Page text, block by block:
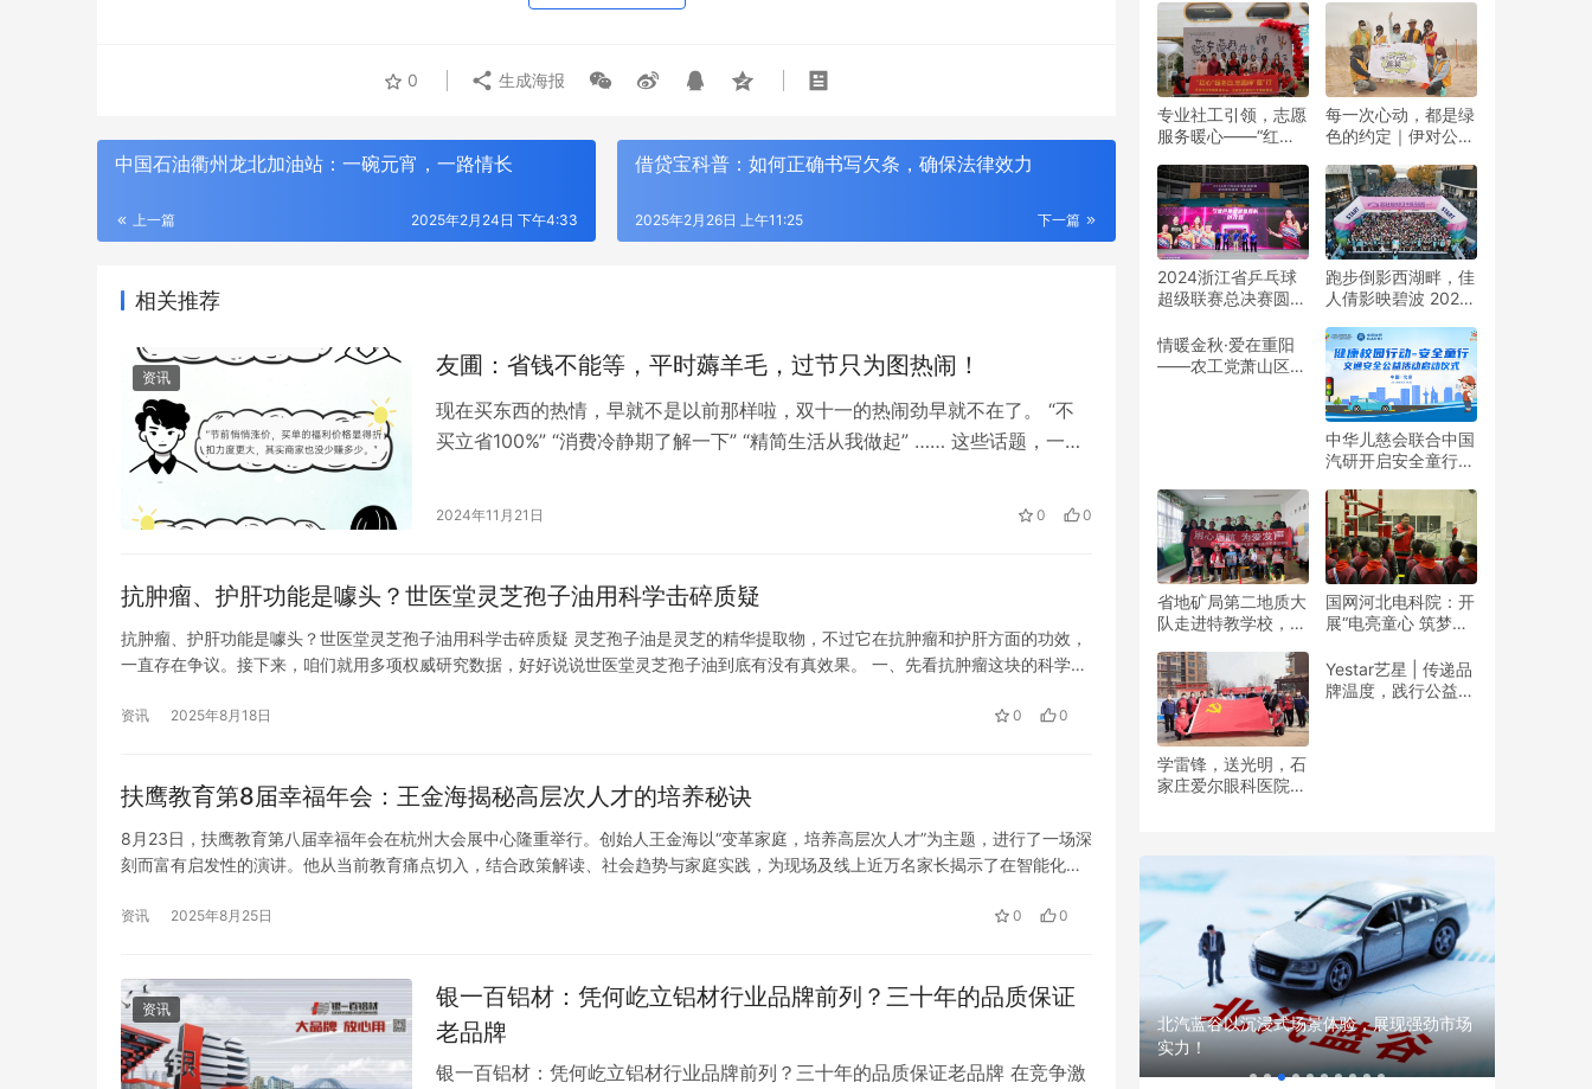
0 生成海报
中国石油衢州龙北加油站：一碗元宵，一路情长
上一篇 2025年2月24日 下午4:33
借贷宝科普：如何正确书写欠条，确保法律效力
下一篇
2025年2月26日 上午11:25
相关推荐
资讯 友圃：省钱不能等，平时薅羊毛，过节只为图热闹！
现在买东西的热情，早就不是以前那样啦，双十一的热闹劲早就不在了。 “不
买立省100%” “消费冷静期了解一下” “精简生活从我做起” …… 这些话题，一下
了，变得更会过日子了。 为什么现代人不爱疯狂购物了呢？以前购物节买东
2024年11月21日 0 0
抗肿瘤、护肝功能是噱头？世医堂灵芝孢子油用科学击碎质疑
抗肿瘤、护肝功能是噱头？世医堂灵芝孢子油用科学击碎质疑 灵芝孢子油是灵芝的精华提取物，不过它在抗肿瘤和护肝方面的功效，
一直存在争议。接下来，咱们就用多项权威研究数据，好好说说世医堂灵芝孢子油到底有没有真效果。 一、先看抗肿瘤这块的科学验
用。实验…
资讯 2025年8月18日 0 0
扶鹰教育第8届幸福年会：王金海揭秘高层次人才的培养秘诀
8月23日，扶鹰教育第八届幸福年会在杭州大会展中心隆重举行。创始人王金海以“变革家庭，培养高层次人才”为主题，进行了一场深
刻而富有启发性的演讲。他从当前教育痛点切入，结合政策解读、社会趋势与家庭实践，为现场及线上近万名家长揭示了在智能化时
资讯 2025年8月25日 0 0
资讯
银一百铝材：凭何屹立铝材行业品牌前列？三十年的品质保证
老品牌
银一百铝材：凭何屹立铝材行业品牌前列？三十年的品质保证老品牌 在竞争激
专业社工引领，志愿
服务暖心——“红心”
每一次心动，都是绿
色的约定｜伊对公益
双向奔赴
2024浙江省乒乓球
超级联赛总决赛圆满
跑步倒影西湖畔，佳
人倩影映碧波 2024
靓丽开赛
情暖金秋·爱在重阳
——农工党萧山区基
中华儿慈会联合中国
汽研开启安全童行公
省地矿局第二地质大
队走进特教学校，暖
国网河北电科院：开
展“电亮童心 筑梦未
学雷锋，送光明，石
家庄爱尔眼科医院党
Yestar艺星 | 传递品
牌温度，践行公益之
司杭-悉-奥航线运营两周年交出“客货两旺”
男子在高速公路应急车道上随意停车，还在
​北汽蓝谷以沉浸式场景体验，展现强劲市场
实力！